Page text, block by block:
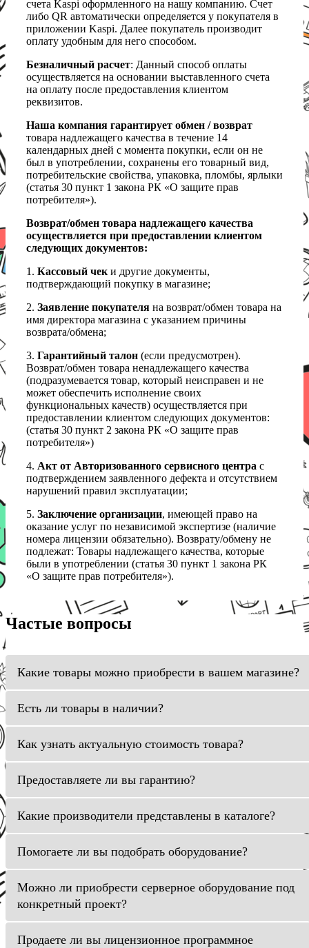
счета Kaspi оформленного на нашу компанию. Счет
либо QR автоматически определяется у покупателя в
приложении Kaspi. Далее покупатель производит
оплату удобным для него способом.
Безналичный расчет: Данный способ оплаты
осуществляется на основании выставленного счета
на оплату после предоставления клиентом
реквизитов.
Наша компания гарантирует обмен / возврат
товара надлежащего качества в течение 14
календарных дней с момента покупки, если он не
был в употреблении, сохранены его товарный вид,
потребительские свойства, упаковка, пломбы, ярлыки
(статья 30 пункт 1 закона РК «О защите прав
потребителя»).
Возврат/обмен товара надлежащего качества
осуществляется при предоставлении клиентом
следующих документов:
1. Кассовый чек и другие документы,
подтверждающий покупку в магазине;
2. Заявление покупателя на возврат/обмен товара на
имя директора магазина с указанием причины
возврата/обмена;
3. Гарантийный талон (если предусмотрен).
Возврат/обмен товара ненадлежащего качества
(подразумевается товар, который неисправен и не
может обеспечить исполнение своих
функциональных качеств) осуществляется при
предоставлении клиентом следующих документов:
(статья 30 пункт 2 закона РК «О защите прав
потребителя»)
4. Акт от Авторизованного сервисного центра с
подтверждением заявленного дефекта и отсутствием
нарушений правил эксплуатации;
5. Заключение организации, имеющей право на
оказание услуг по независимой экспертизе (наличие
номера лицензии обязательно). Возврату/обмену не
подлежат: Товары надлежащего качества, которые
были в употреблении (статья 30 пункт 1 закона РК
«О защите прав потребителя»).
Частые вопросы
Какие товары можно приобрести в вашем магазине?
Есть ли товары в наличии?
Как узнать актуальную стоимость товара?
Предоставляете ли вы гарантию?
Какие производители представлены в каталоге?
Помогаете ли вы подобрать оборудование?
Можно ли приобрести серверное оборудование под
конкретный проект?
Продаете ли вы лицензионное программное